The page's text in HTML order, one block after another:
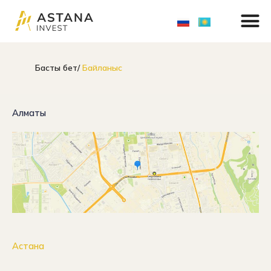
content
Басты бет/Байланыс
Алматы
Астана